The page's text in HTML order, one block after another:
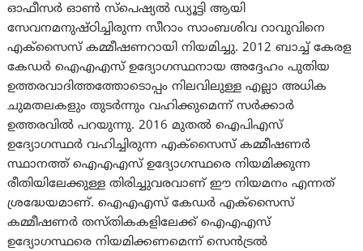
ഓഫീസർ ഓൺ സ്പെഷ്യൽ ഡ്യൂട്ടി ആയി
സേവനമനുഷ്ഠിച്ചിരുന്ന സീറാം സാംബശിവ റാവുവിനെ
എക്സൈസ് കമ്മീഷണറായി നിയമിച്ചു. 2012 ബാച്ച് കേരള
കേഡർ ഐഎഎസ് ഉദ്യോഗസ്ഥനായ അദ്ദേഹം പുതിയ
ഉത്തരവാദിത്തത്തോടൊപ്പം നിലവിലുള്ള എല്ലാ അധിക
ചുമതലകളും തുടർന്നും വഹിക്കുമെന്ന് സർക്കാർ
ഉത്തരവില്‍ പറയുന്നു. 2016 മുതൽ ഐപിഎസ്
ഉദ്യോഗസ്ഥർ വഹിച്ചിരുന്ന എക്സൈസ് കമ്മീഷണർ
സ്ഥാനത്ത് ഐഎഎസ് ഉദ്യോഗസ്ഥരെ നിയമിക്കുന്ന
രീതിയിലേക്കുള്ള തിരിച്ചുവരവാണ് ഈ നിയമനം എന്നത്
ശ്രദ്ധേയമാണ്. ഐഎഎസ് കേഡർ എക്സൈസ്
കമ്മീഷണർ തസ്തികകളിലേക്ക് ഐഎഎസ്
ഉദ്യോഗസ്ഥരെ നിയമിക്കണമെന്ന് സെൻട്രൽ